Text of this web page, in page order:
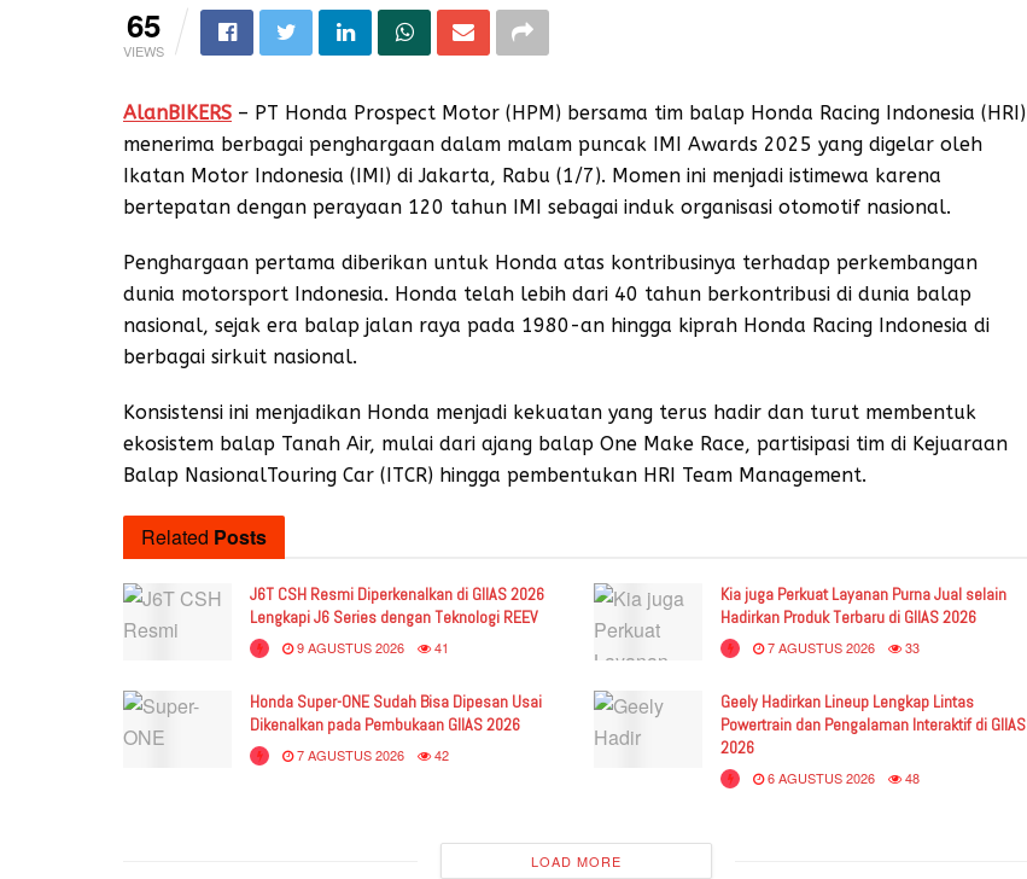
65
VIEWS
AlanBIKERS – PT Honda Prospect Motor (HPM) bersama tim balap Honda Racing Indonesia (HRI)
menerima berbagai penghargaan dalam malam puncak IMI Awards 2025 yang digelar oleh
Ikatan Motor Indonesia (IMI) di Jakarta, Rabu (1/7). Momen ini menjadi istimewa karena
bertepatan dengan perayaan 120 tahun IMI sebagai induk organisasi otomotif nasional.
Penghargaan pertama diberikan untuk Honda atas kontribusinya terhadap perkembangan
dunia motorsport Indonesia. Honda telah lebih dari 40 tahun berkontribusi di dunia balap
nasional, sejak era balap jalan raya pada 1980-an hingga kiprah Honda Racing Indonesia di
berbagai sirkuit nasional.
Konsistensi ini menjadikan Honda menjadi kekuatan yang terus hadir dan turut membentuk
ekosistem balap Tanah Air, mulai dari ajang balap One Make Race, partisipasi tim di Kejuaraan
Balap NasionalTouring Car (ITCR) hingga pembentukan HRI Team Management.
Related Posts
J6T CSH Resmi Diperkenalkan di GIIAS 2026
Lengkapi J6 Series dengan Teknologi REEV
9 AGUSTUS 2026 41
Kia juga Perkuat Layanan Purna Jual selain
Hadirkan Produk Terbaru di GIIAS 2026
7 AGUSTUS 2026 33
Honda Super-ONE Sudah Bisa Dipesan Usai
Dikenalkan pada Pembukaan GIIAS 2026
7 AGUSTUS 2026 42
Geely Hadirkan Lineup Lengkap Lintas
Powertrain dan Pengalaman Interaktif di GIIAS
2026
6 AGUSTUS 2026 48
LOAD MORE